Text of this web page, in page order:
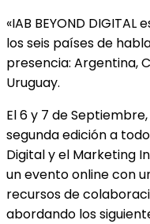
«IAB BEYOND
los seis países de
presencia: Argentina,
Uruguay.
El 6 y 7 de
segunda edición a
Digital y el Marketing
un evento online con
recursos de
abordando los